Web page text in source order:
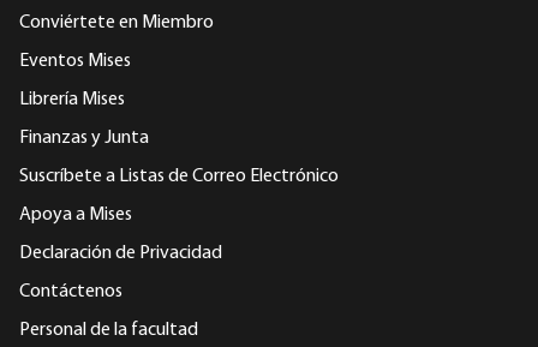
Conviértete en Miembro
Eventos Mises
Librería Mises
Finanzas y Junta
Suscríbete a Listas de Correo Electrónico
Apoya a Mises
Declaración de Privacidad
Contáctenos
Personal de la facultad